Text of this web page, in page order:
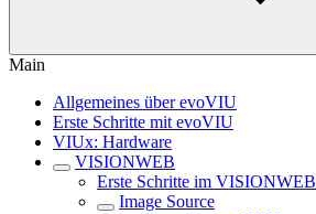
Main
Allgemeines über evoVIU
Erste Schritte mit evoVIU
VIUx: Hardware
VISIONWEB
Erste Schritte im VISIONWEB
Image Source